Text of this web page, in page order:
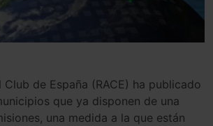
Club de España (RACE) ha publicado
que ya disponen de una
una medida a la que están